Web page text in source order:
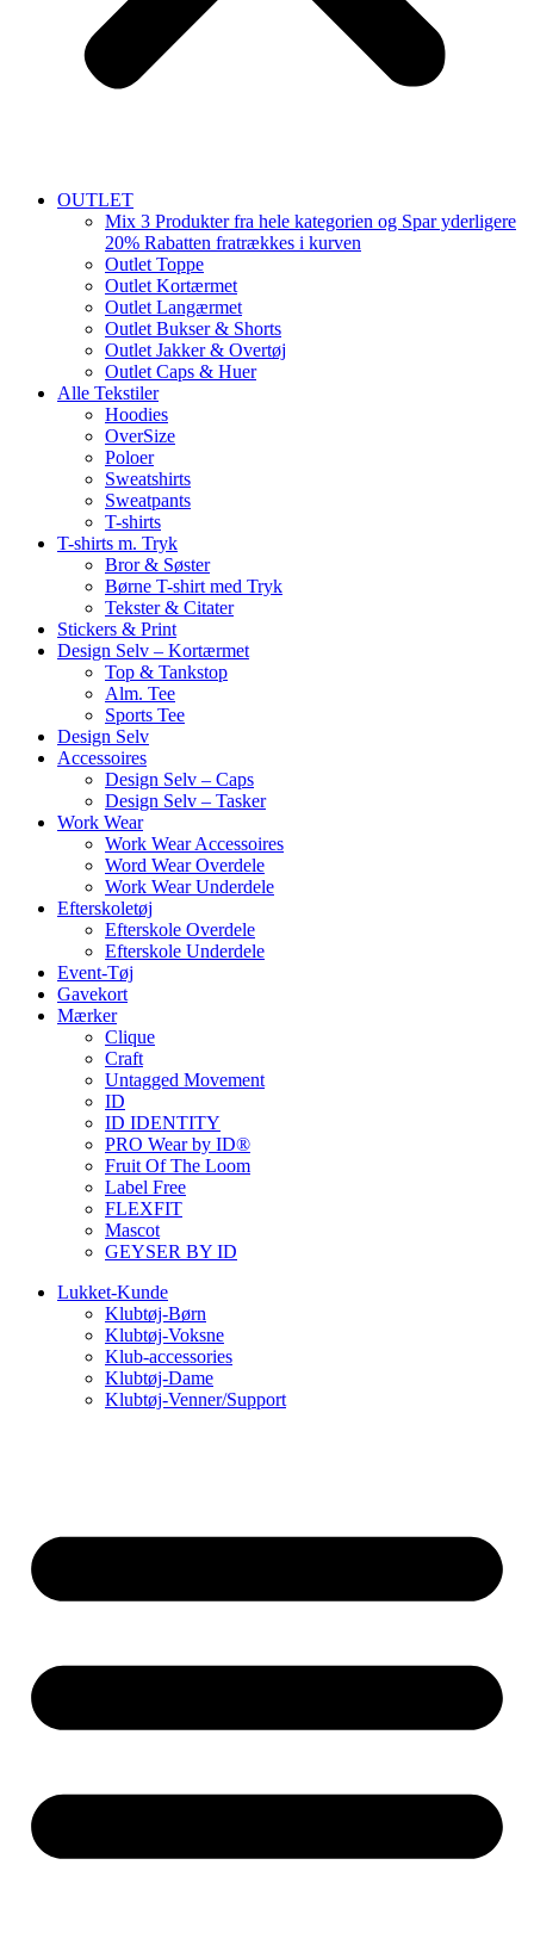
OUTLET
Mix 3 Produkter fra hele kategorien og Spar yderligere
20% Rabatten fratrækkes i kurven
Outlet Toppe
Outlet Kortærmet
Outlet Langærmet
Outlet Bukser & Shorts
Outlet Jakker & Overtøj
Outlet Caps & Huer
Alle Tekstiler
Hoodies
OverSize
Poloer
Sweatshirts
Sweatpants
T-shirts
T-shirts m. Tryk
Bror & Søster
Børne T-shirt med Tryk
Tekster & Citater
Stickers & Print
Design Selv – Kortærmet
Top & Tankstop
Alm. Tee
Sports Tee
Design Selv
Accessoires
Design Selv – Caps
Design Selv – Tasker
Work Wear
Work Wear Accessoires
Word Wear Overdele
Work Wear Underdele
Efterskoletøj
Efterskole Overdele
Efterskole Underdele
Event-Tøj
Gavekort
Mærker
Clique
Craft
Untagged Movement
ID
ID IDENTITY
PRO Wear by ID®
Fruit Of The Loom
Label Free
FLEXFIT
Mascot
GEYSER BY ID
Lukket-Kunde
Klubtøj-Børn
Klubtøj-Voksne
Klub-accessories
Klubtøj-Dame
Klubtøj-Venner/Support